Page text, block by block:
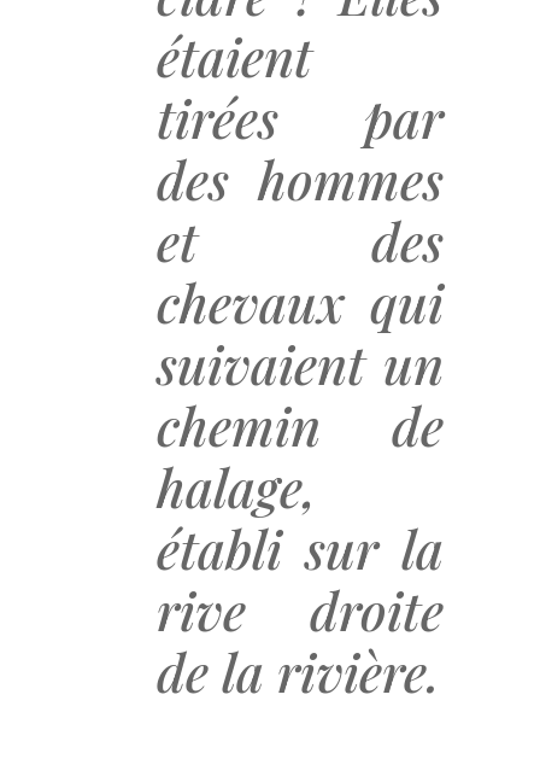
étaient
tirées par
des hommes
et des
chevaux qui
suivaient un
chemin de
halage,
établi sur la
rive droite
de la rivière.